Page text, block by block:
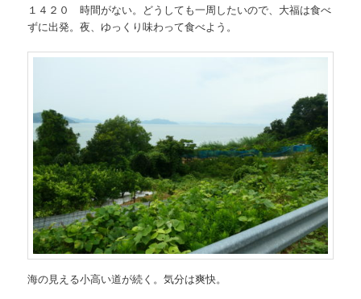
１４２０ 時間がない。どうしても一周したいので、大福は食べ
ずに出発。夜、ゆっくり味わって食べよう。
海の見える小高い道が続く。気分は爽快。